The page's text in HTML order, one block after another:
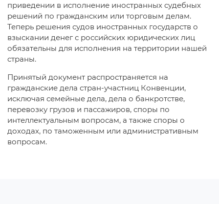
приведении в исполнение иностранных судебных
решений по гражданским или торговым делам.
Теперь решения судов иностранных государств о
взыскании денег с российских юридических лиц
обязательны для исполнения на территории нашей
страны.
Принятый документ распространяется на
гражданские дела стран-участниц Конвенции,
исключая семейные дела, дела о банкротстве,
перевозку грузов и пассажиров, споры по
интеллектуальным вопросам, а также споры о
доходах, по таможенным или административным
вопросам.